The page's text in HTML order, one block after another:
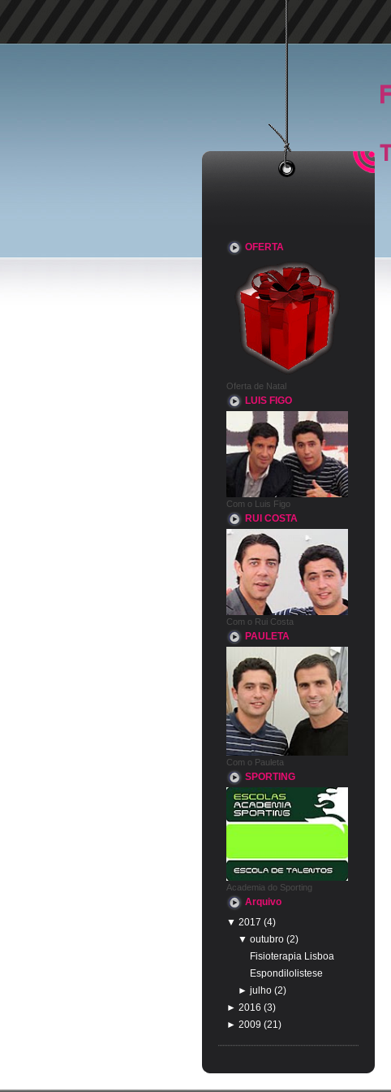
OFERTA
Oferta de Natal
LUIS FIGO
Com o Luis Figo
RUI COSTA
Com o Rui Costa
PAULETA
Com o Pauleta
SPORTING
Academia do Sporting
Arquivo
▼ 2017 (4)
▼ outubro (2)
Fisioterapia Lisboa
Espondilolistese
► julho (2)
► 2016 (3)
► 2009 (21)